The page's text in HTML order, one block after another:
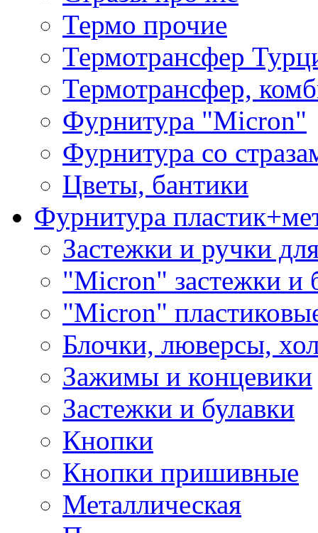
Термо прочие
Термотрансфер
Термотрансфер,
Фурнитура "Micron"
Фурнитура со
Цветы, бантики
Фурнитура
Застежки и ручки
"Micron" застежки и
"Micron"
Блочки, люверсы,
Зажимы и концевики
Застежки и булавки
Кнопки
Кнопки пришивные
Металлическая